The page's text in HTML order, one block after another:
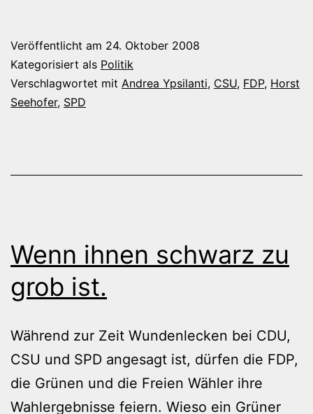
Veröffentlicht am 24. Oktober 2008
Kategorisiert als Politik
Verschlagwortet mit Andrea Ypsilanti, CSU, FDP, Horst
Seehofer, SPD
Wenn ihnen schwarz zu
grob ist.
Während zur Zeit Wundenlecken bei CDU,
CSU und SPD angesagt ist, dürfen die FDP,
die Grünen und die Freien Wähler ihre
Wahlergebnisse feiern. Wieso ein Grüner